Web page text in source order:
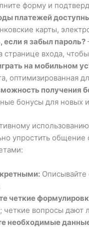
форму и
платежей
карты,
если я забыл пароль?
странице входа,
на мобильном
оптимизированная
получения
бонусы для новых
упростить общение
четкие
четкие вопросы дают
необходимые